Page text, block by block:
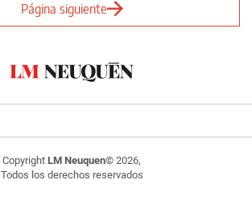
Página siguiente
Copyright LM Neuquen© 2026,
Todos los derechos reservados